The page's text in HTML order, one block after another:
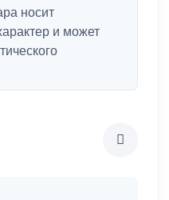
носит
и может